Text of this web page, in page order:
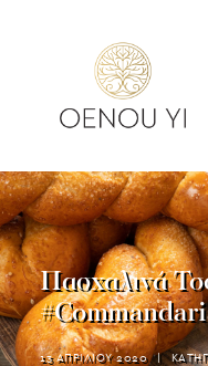
ΟΙΝΟΠΟΙΕΙΟ
ΠΡΟΪΟΝΤΑ
ΠΕΡΙΗΓΗΣΕΙΣ & ΓΕΥΣΙΓΝΩΣΙΑ
ΔΙΑΜΟΝΗ
ΕΠΙΚΟΙΝΩΝΙΑ
Πασχαλινά
13 ΑΠΡΙΛΙΟΥ 2020 |